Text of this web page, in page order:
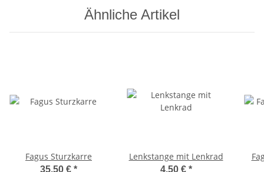
Ähnliche Artikel
Fagus Sturzkarre
35,50 € *
Lenkstange mit Lenkrad
4,50 € *